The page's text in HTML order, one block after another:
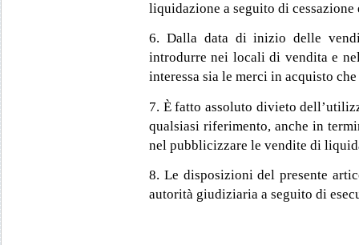
liquidazione a seguito di
6. Dalla data di inizio delle
introdurre nei locali di vendita e
interessa sia le merci in acquisto
7. È fatto assoluto divieto
qualsiasi riferimento, anche in
nel pubblicizzare le vendite di
8. Le disposizioni del presente
autorità giudiziaria a seguito di